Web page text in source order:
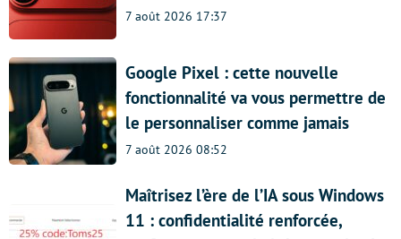
7 août 2026 17:37
Google Pixel : cette nouvelle
fonctionnalité va vous permettre de
le personnaliser comme jamais
7 août 2026 08:52
Maîtrisez l’ère de l’IA sous Windows
11 : confidentialité renforcée,